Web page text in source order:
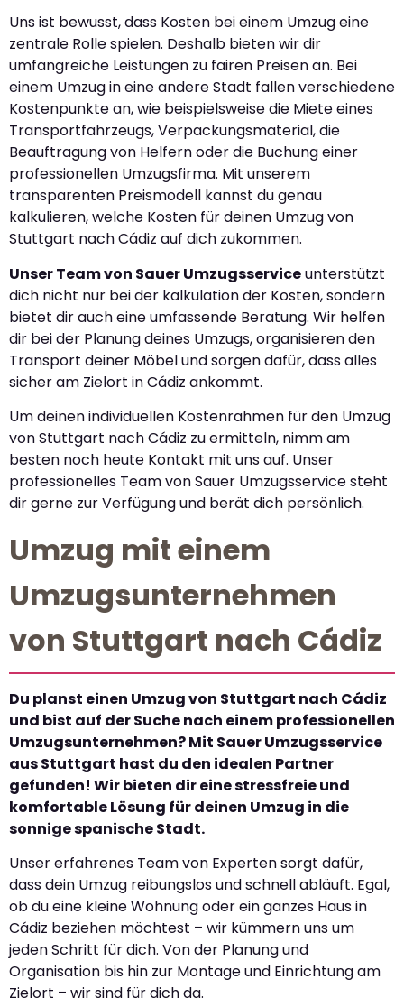
Uns ist bewusst, dass Kosten bei einem Umzug eine
zentrale Rolle spielen. Deshalb bieten wir dir
umfangreiche Leistungen zu fairen Preisen an. Bei
einem Umzug in eine andere Stadt fallen verschiedene
Kostenpunkte an, wie beispielsweise die Miete eines
Transportfahrzeugs, Verpackungsmaterial, die
Beauftragung von Helfern oder die Buchung einer
professionellen Umzugsfirma. Mit unserem
transparenten Preismodell kannst du genau
kalkulieren, welche Kosten für deinen Umzug von
Stuttgart nach Cádiz auf dich zukommen.
Unser Team von Sauer Umzugsserviceunterstützt
dich nicht nur bei der kalkulation der Kosten, sondern
bietet dir auch eine umfassende Beratung. Wir helfen
dir bei der Planung deines Umzugs, organisieren den
Transport deiner Möbel und sorgen dafür, dass alles
sicher am Zielort in Cádiz ankommt.
Um deinen individuellen Kostenrahmen für den Umzug
von Stuttgart nach Cádiz zu ermitteln, nimm am
besten noch heute Kontakt mit uns auf. Unser
professionelles Team von Sauer Umzugsservice steht
dir gerne zur Verfügung und berät dich persönlich.
Umzug mit einem
Umzugsunternehmen
von Stuttgart nach Cádiz
Du planst einen Umzug von Stuttgart nach Cádiz
und bist auf der Suche nach einem professionellen
Umzugsunternehmen? Mit Sauer Umzugsservice
aus Stuttgart hast du den idealen Partner
gefunden! Wir bieten dir eine stressfreie und
komfortable Lösung für deinen Umzug in die
sonnige spanische Stadt.
Unser erfahrenes Team von Experten sorgt dafür,
dass dein Umzug reibungslos und schnell abläuft. Egal,
ob du eine kleine Wohnung oder ein ganzes Haus in
Cádiz beziehen möchtest – wir kümmern uns um
jeden Schritt für dich. Von der Planung und
Organisation bis hin zur Montage und Einrichtung am
Zielort – wir sind für dich da.